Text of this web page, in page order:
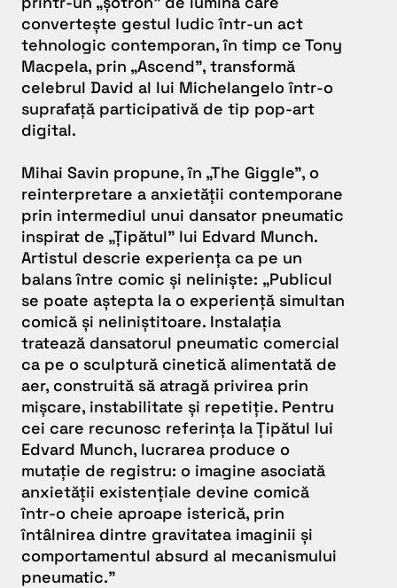
convertește gestul ludic într-un act
tehnologic contemporan, în timp ce Tony
Macpela, prin „Ascend”, transformă
celebrul David al lui Michelangelo într-o
suprafață participativă de tip pop-art
digital.
Mihai Savin propune, în „The Giggle”, o
reinterpretare a anxietății contemporane
prin intermediul unui dansator pneumatic
inspirat de „Țipătul” lui Edvard Munch.
Artistul descrie experiența ca pe un
balans între comic și neliniște: „Publicul
se poate aștepta la o experiență simultan
comică și neliniștitoare. Instalația
tratează dansatorul pneumatic comercial
ca pe o sculptură cinetică alimentată de
aer, construită să atragă privirea prin
mișcare, instabilitate și repetiție. Pentru
cei care recunosc referința la Țipătul lui
Edvard Munch, lucrarea produce o
mutație de registru: o imagine asociată
anxietății existențiale devine comică
într-o cheie aproape isterică, prin
întâlnirea dintre gravitatea imaginii și
comportamentul absurd al mecanismului
pneumatic.”